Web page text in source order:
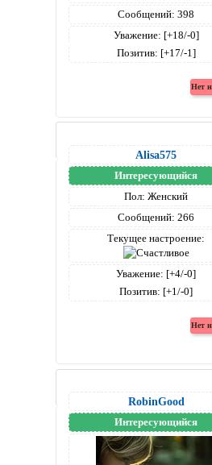
Сообщений: 398
Уважение: [+18/-0]
Позитив: [+17/-1]
Alisa575
Интересующийся
Пол: Женский
Сообщений: 266
Текущее настроение:
Уважение: [+4/-0]
Позитив: [+1/-0]
RobinGood
Интересующийся